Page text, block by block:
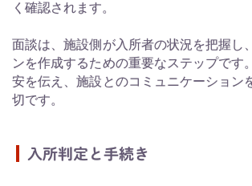
く確認されます。
面談は、施設側が入所者の状況を把握し
ンを作成するための重要なステップです
安を伝え、施設とのコミュニケーション
切です。
入所判定と手続き